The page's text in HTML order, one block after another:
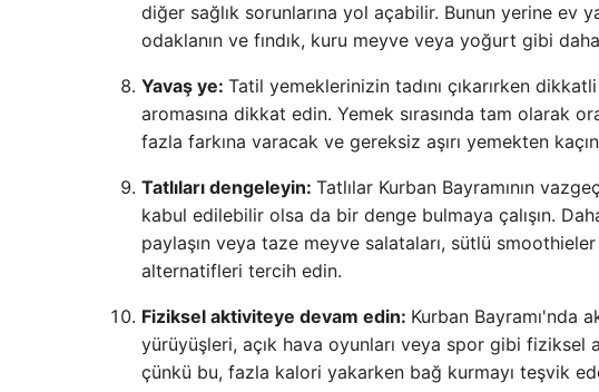
diğer sağlık sorunlarına yol açabilir. Bunun yerine ev
odaklanın ve fındık, kuru meyve veya yoğurt gibi daha
Yavaş ye: Tatil yemeklerinizin tadını çıkarırken
aromasına dikkat edin. Yemek sırasında tam olarak
fazla farkına varacak ve gereksiz aşırı yemekten
Tatlıları dengeleyin: Tatlılar Kurban Bayramının
kabul edilebilir olsa da bir denge bulmaya çalışın.
paylaşın veya taze meyve salataları, sütlü
alternatifleri tercih edin.
Fiziksel aktiviteye devam edin: Kurban Bayramı'nda
yürüyüşleri, açık hava oyunları veya spor gibi fiziksel
çünkü bu, fazla kalori yakarken bağ kurmayı teşvik